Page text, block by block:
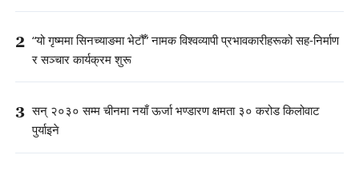
2 “यो गृष्ममा सिनच्याङमा भेटौँ” नामक विश्वव्यापी प्रभावकारीहरूको सह-निर्माण
र सञ्चार कार्यक्रम शुरू
3 सन् २०३० सम्म चीनमा नयाँ ऊर्जा भण्डारण क्षमता ३० करोड किलोवाट
पुर्याइने